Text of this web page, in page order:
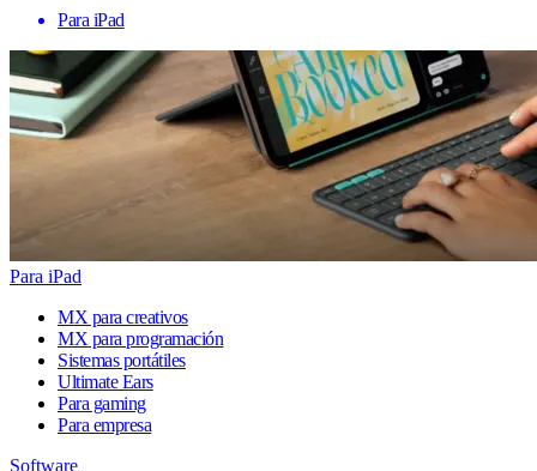
Para iPad
Para iPad
MX para creativos
MX para programación
Sistemas portátiles
Ultimate Ears
Para gaming
Para empresa
Software